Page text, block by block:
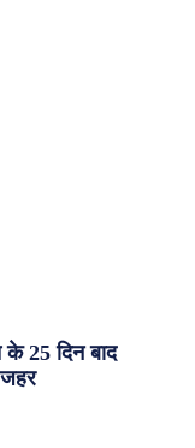
के 25 दिन बाद
जहर